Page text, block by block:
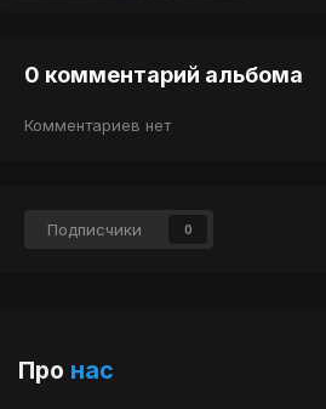
0 комментарий альбома
Комментариев нет
Подписчики 0
Про нас